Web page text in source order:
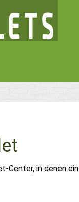
Center, in denen ein